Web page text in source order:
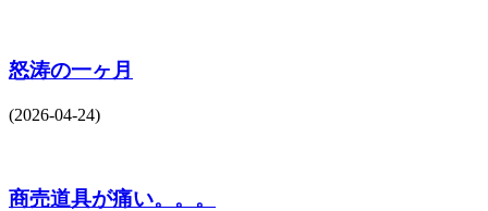
怒涛の一ヶ月
(2026-04-24)
商売道具が痛い。。。